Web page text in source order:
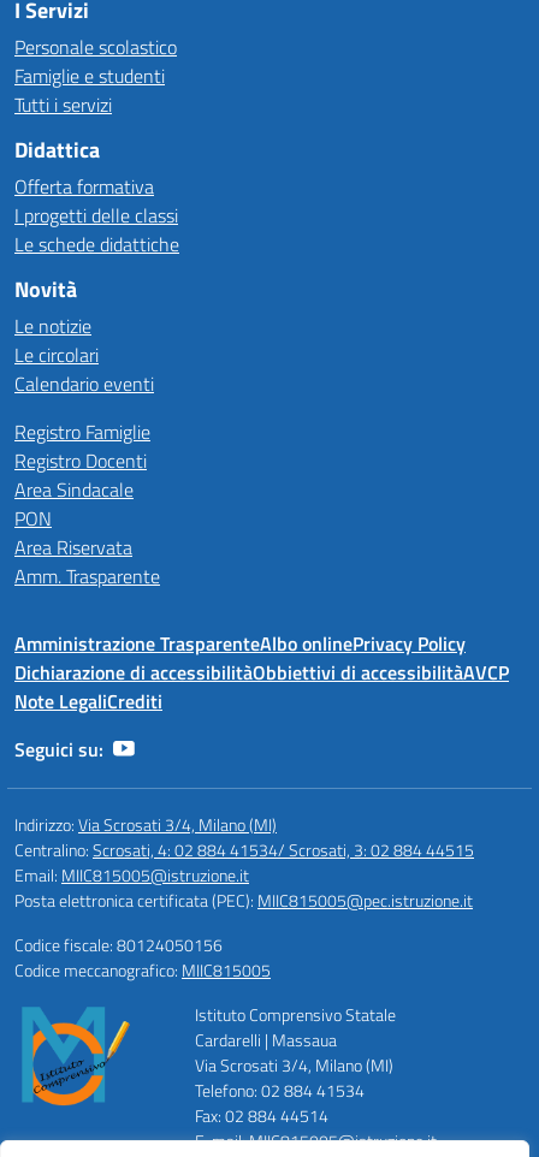
I Servizi
Personale scolastico
Famiglie e studenti
Tutti i servizi
Didattica
Offerta formativa
I progetti delle classi
Le schede didattiche
Novità
Le notizie
Le circolari
Calendario eventi
Registro Famiglie
Registro Docenti
Area Sindacale
PON
Area Riservata
Amm. Trasparente
Amministrazione TrasparenteAlbo onlinePrivacy Policy
Dichiarazione di accessibilitàObbiettivi di accessibilitàAVCP
Note LegaliCrediti
Seguici su:
Indirizzo:Via Scrosati 3/4, Milano (MI)
Centralino:Scrosati, 4: 02 884 41534/ Scrosati, 3: 02 884 44515
Email: MIIC815005@istruzione.it
Posta elettronica certificata (PEC): MIIC815005@pec.istruzione.it
Codice fiscale: 80124050156
Codice meccanografico: MIIC815005
Istituto Comprensivo Statale
Cardarelli | Massaua
Via Scrosati 3/4, Milano (MI)
Telefono: 02 884 41534
Fax: 02 884 44514
E-mail: MIIC815005@istruzione.it